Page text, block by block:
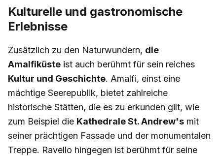
Kulturelle und gastronomische
Erlebnisse
Zusätzlich zu den Naturwundern, die
Amalfiküste ist auch berühmt für sein reiches
Kultur und Geschichte. Amalfi, einst eine
mächtige Seerepublik, bietet zahlreiche
historische Stätten, die es zu erkunden gilt, wie
zum Beispiel die Kathedrale St. Andrew's mit
seiner prächtigen Fassade und der monumentalen
Treppe. Ravello hingegen ist berühmt für seine